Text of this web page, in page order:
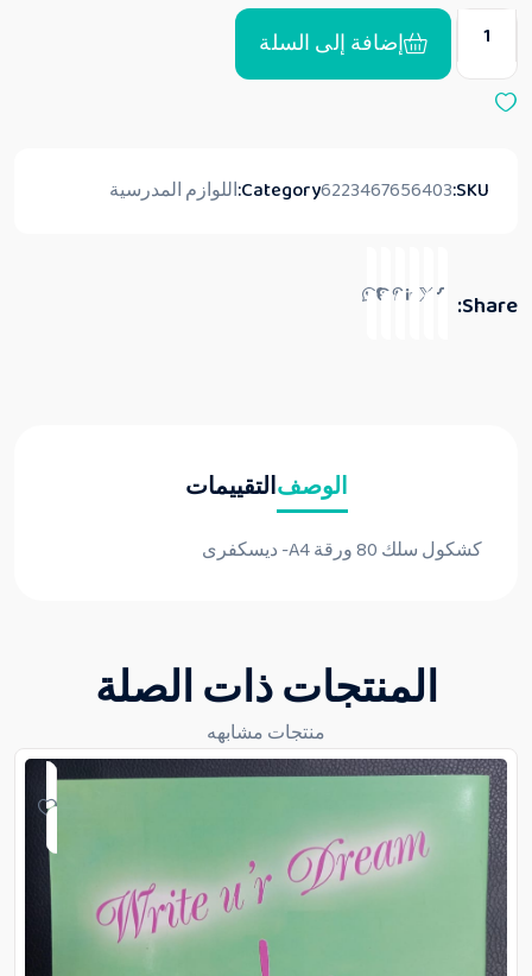
ن
إضافة إلى السلة
SKU:
6223467656403
Category: اللوازم المدرسية
Share:
الوصفالتقييمات
كشكول سلك 80 ورقة A4- ديسكفرى
المنتجات ذات الصلة
منتجات مشابهه